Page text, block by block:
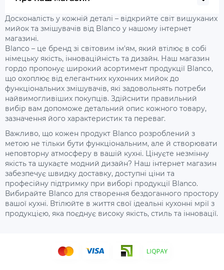
Досконалість у кожній деталі – відкрийте світ вишуканих
мийок та змішувачів від Blanco у нашому інтернет
магазині.
Blanco – це бренд зі світовим ім'ям, який втілює в собі
німецьку якість, інноваційність та дизайн. Наш магазин
гордо пропонує широкий асортимент продукції Blanco,
що охоплює від елегантних кухонних мийок до
функціональних змішувачів, які задовольнять потреби
найвимогливіших покупців. Здійснити правильний
вибір вам допоможе детальний опис кожного товару,
зазначення його характеристик та переваг.
Важливо, що кожен продукт Blanco розроблений з
метою не тільки бути функціональним, але й створювати
неповторну атмосферу в вашій кухні. Цінуєте незмінну
якість та шукаєте модний дизайн? Наш інтернет магазин
забезпечує швидку доставку, доступні ціни та
професійну підтримку при виборі продукції Blanco.
Вибирайте Blanco для створення бездоганного простору
вашої кухні. Втілюйте в життя свої ідеальні кухонні мрії з
продукцією, яка поєднує високу якість, стиль та інновації.